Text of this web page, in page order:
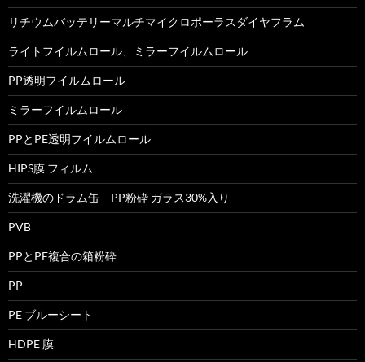
リチウムバッテリーマルチマイクロポーラスダイヤフラム
ライトフイルムロール、ミラーフイルムロール
PP透明フイルムロール
ミラーフイルムロール
PPとPE透明フイルムロール
HIPS膜 フィルム
洗濯機のドラム缶 PP粉砕 ガラス30%入り
PVB
PPとPE複合の箱粉砕
PP
PE ブルーシート
HDPE 膜